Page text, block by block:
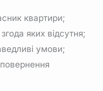
квартири;
яких відсутня;
умови;